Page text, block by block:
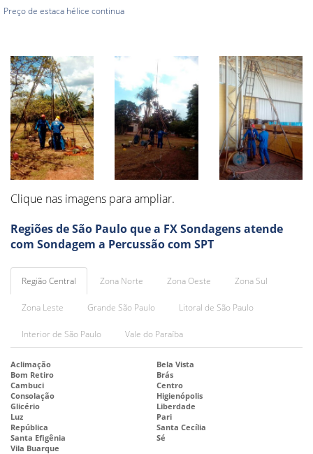
Preço de estaca hélice continua
Clique nas imagens para ampliar.
Regiões de São Paulo que a FX Sondagens atende
com Sondagem a Percussão com SPT
Região Central Zona Norte Zona Oeste Zona Sul
Zona Leste Grande São Paulo Litoral de São Paulo
Interior de São Paulo Vale do Paraíba
Aclimação
Bela Vista
Bom Retiro
Brás
Cambuci
Centro
Consolação
Higienópolis
Glicério
Liberdade
Luz
Pari
República
Santa Cecília
Santa Efigênia
Sé
Vila Buarque